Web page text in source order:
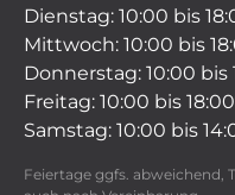
Dienstag: 10:00 bis
Mittwoch: 10:00 bis
Donnerstag: 10:00 bis
Freitag: 10:00 bis
Samstag: 10:00 bis
Feiertage ggfs. abweichend,